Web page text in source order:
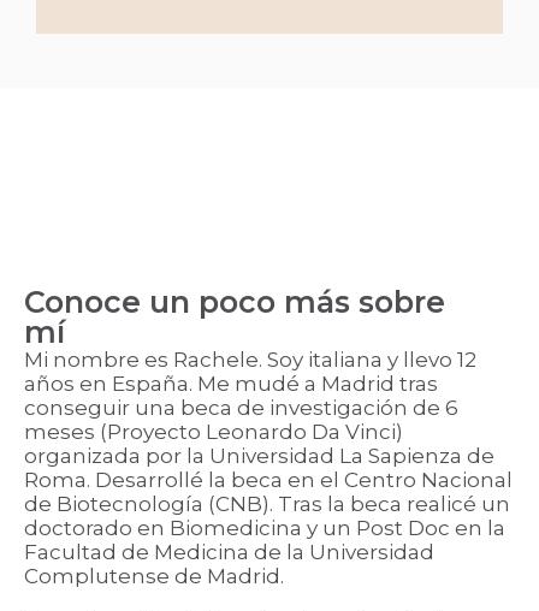
Conoce un poco más sobre
mí
Mi nombre es Rachele. Soy italiana y llevo 12
años en España. Me mudé a Madrid tras
conseguir una beca de investigación de 6
meses (Proyecto Leonardo Da Vinci)
organizada por la Universidad La Sapienza de
Roma. Desarrollé la beca en el Centro Nacional
de Biotecnología (CNB). Tras la beca realicé un
doctorado en Biomedicina y un Post Doc en la
Facultad de Medicina de la Universidad
Complutense de Madrid.